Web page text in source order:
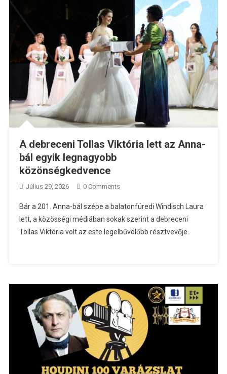
A debreceni Tollas Viktória lett az Anna-
bál egyik legnagyobb
közönségkedvence
Július 29, 2026 0 Comments
Bár a 201. Anna-bál szépe a balatonfüredi Windisch Laura
lett, a közösségi médiában sokak szerint a debreceni
Tollas Viktória volt az este legelbűvölőbb résztvevője.